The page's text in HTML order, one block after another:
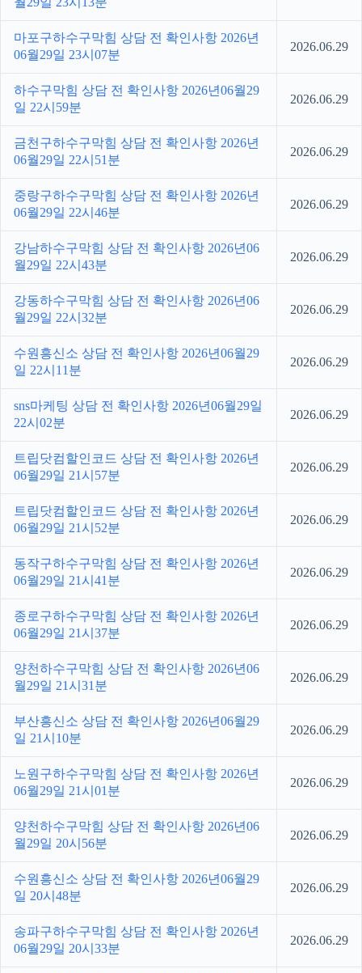
마포구하수구막힘 상담 전 확인사항 2026년
06월29일 23시07분
2026.06.29
하수구막힘 상담 전 확인사항 2026년06월29
일 22시59분
2026.06.29
금천구하수구막힘 상담 전 확인사항 2026년
06월29일 22시51분
2026.06.29
중랑구하수구막힘 상담 전 확인사항 2026년
06월29일 22시46분
2026.06.29
강남하수구막힘 상담 전 확인사항 2026년06
월29일 22시43분
2026.06.29
강동하수구막힘 상담 전 확인사항 2026년06
월29일 22시32분
2026.06.29
수원흥신소 상담 전 확인사항 2026년06월29
일 22시11분
2026.06.29
sns마케팅 상담 전 확인사항 2026년06월29일
22시02분
2026.06.29
트립닷컴할인코드 상담 전 확인사항 2026년
06월29일 21시57분
2026.06.29
트립닷컴할인코드 상담 전 확인사항 2026년
06월29일 21시52분
2026.06.29
동작구하수구막힘 상담 전 확인사항 2026년
06월29일 21시41분
2026.06.29
종로구하수구막힘 상담 전 확인사항 2026년
06월29일 21시37분
2026.06.29
양천하수구막힘 상담 전 확인사항 2026년06
월29일 21시31분
2026.06.29
부산흥신소 상담 전 확인사항 2026년06월29
일 21시10분
2026.06.29
노원구하수구막힘 상담 전 확인사항 2026년
06월29일 21시01분
2026.06.29
양천하수구막힘 상담 전 확인사항 2026년06
월29일 20시56분
2026.06.29
수원흥신소 상담 전 확인사항 2026년06월29
일 20시48분
2026.06.29
송파구하수구막힘 상담 전 확인사항 2026년
06월29일 20시33분
2026.06.29